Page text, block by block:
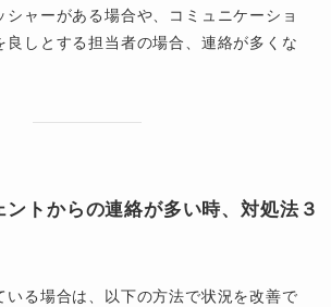
シャーがある場合や、コミュニケーショ
良しとする担当者の場合、連絡が多くな
ントからの連絡が多い時、対処法３
いる場合は、以下の方法で状況を改善で